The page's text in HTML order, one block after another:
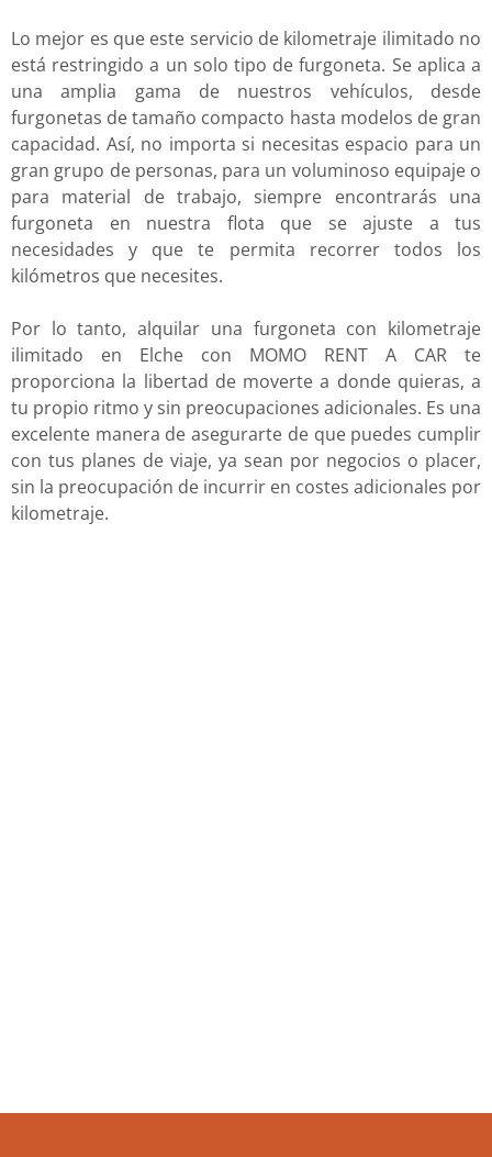
Lo mejor es que este servicio de kilometraje ilimitado no
está restringido a un solo tipo de furgoneta. Se aplica a
una amplia gama de nuestros vehículos, desde
furgonetas de tamaño compacto hasta modelos de gran
capacidad. Así, no importa si necesitas espacio para un
gran grupo de personas, para un voluminoso equipaje o
para material de trabajo, siempre encontrarás una
furgoneta en nuestra flota que se ajuste a tus
necesidades y que te permita recorrer todos los
kilómetros que necesites.
Por lo tanto, alquilar una furgoneta con kilometraje
ilimitado en Elche con MOMO RENT A CAR te
proporciona la libertad de moverte a donde quieras, a
tu propio ritmo y sin preocupaciones adicionales. Es una
excelente manera de asegurarte de que puedes cumplir
con tus planes de viaje, ya sean por negocios o placer,
sin la preocupación de incurrir en costes adicionales por
kilometraje.